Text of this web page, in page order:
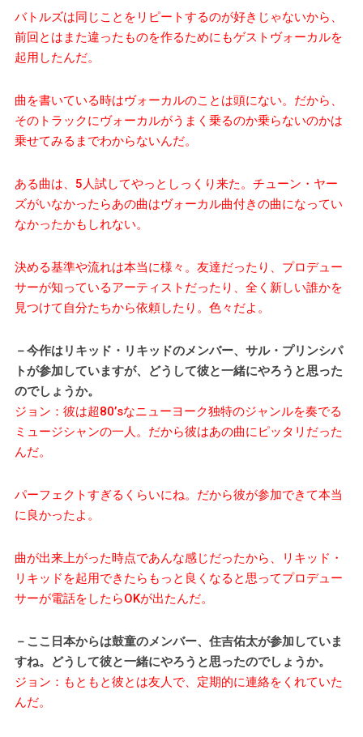
バトルズは同じことをリピートするのが好きじゃないから、
前回とはまた違ったものを作るためにもゲストヴォーカルを
起用したんだ。
曲を書いている時はヴォーカルのことは頭にない。だから、
そのトラックにヴォーカルがうまく乗るのか乗らないのかは
乗せてみるまでわからないんだ。
ある曲は、5人試してやっとしっくり来た。チューン・ヤー
ズがいなかったらあの曲はヴォーカル曲付きの曲になってい
なかったかもしれない。
決める基準や流れは本当に様々。友達だったり、プロデュー
サーが知っているアーティストだったり、全く新しい誰かを
見つけて自分たちから依頼したり。色々だよ。
－今作はリキッド・リキッドのメンバー、サル・プリンシパ
トが参加していますが、どうして彼と一緒にやろうと思った
のでしょうか。
ジョン：彼は超80’sなニューヨーク独特のジャンルを奏でる
ミュージシャンの一人。だから彼はあの曲にピッタリだった
んだ。
パーフェクトすぎるくらいにね。だから彼が参加できて本当
に良かったよ。
曲が出来上がった時点であんな感じだったから、リキッド・
リキッドを起用できたらもっと良くなると思ってプロデュー
サーが電話をしたらOKが出たんだ。
－ここ日本からは鼓童のメンバー、住吉佑太が参加していま
すね。どうして彼と一緒にやろうと思ったのでしょうか。
ジョン：もともと彼とは友人で、定期的に連絡をくれていた
んだ。